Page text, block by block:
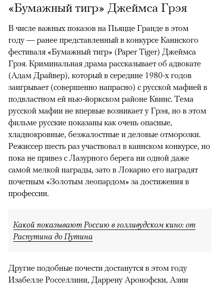
«Бумажный тигр» Джеймса Грэя
В числе важных показов на Пьяцце Гранде в этом
году — ранее представленный в конкурсе Каннского
фестиваля «Бумажный тигр» (Paper Tiger) Джеймса
Грэя. Криминальная драма рассказывает об адвокате
(Адам Драйвер), который в середине 1980-х годов
заигрывает (совершенно напрасно) с русской мафией в
подвластном ей нью-йоркском районе Квинс. Тема
русской мафии не впервые возникает у Грэя, но в этом
фильме русские показаны как очень опасные,
хладнокровные, безжалостные и деловые отморозки.
Режиссер шесть раз участвовал в каннском конкурсе, но
пока не привез с Лазурного берега ни одной даже
самой мелкой награды, зато в Локарно его наградят
почетным «Золотым леопардом» за достижения в
профессии.
Какой показывают Россию в голливудском кино: от
Распутина до Путина
Другие подобные почести достанутся в этом году
Изабелле Росселлини, Даррену Аронофски, Азии